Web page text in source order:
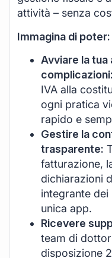
attività – senza
Immagina di poter:
Avviare la
complicazioni:
IVA alla
ogni pratica
rapido e
Gestire la
trasparente:
fatturazione,
dichiarazioni
integrante
unica app.
Ricevere
team di
disposizione